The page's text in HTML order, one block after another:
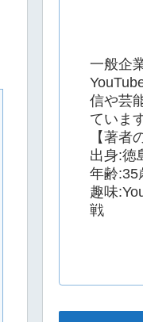
一般企
信や芸
ていま
【著者
出身:徳
年齢:35
趣味
戦